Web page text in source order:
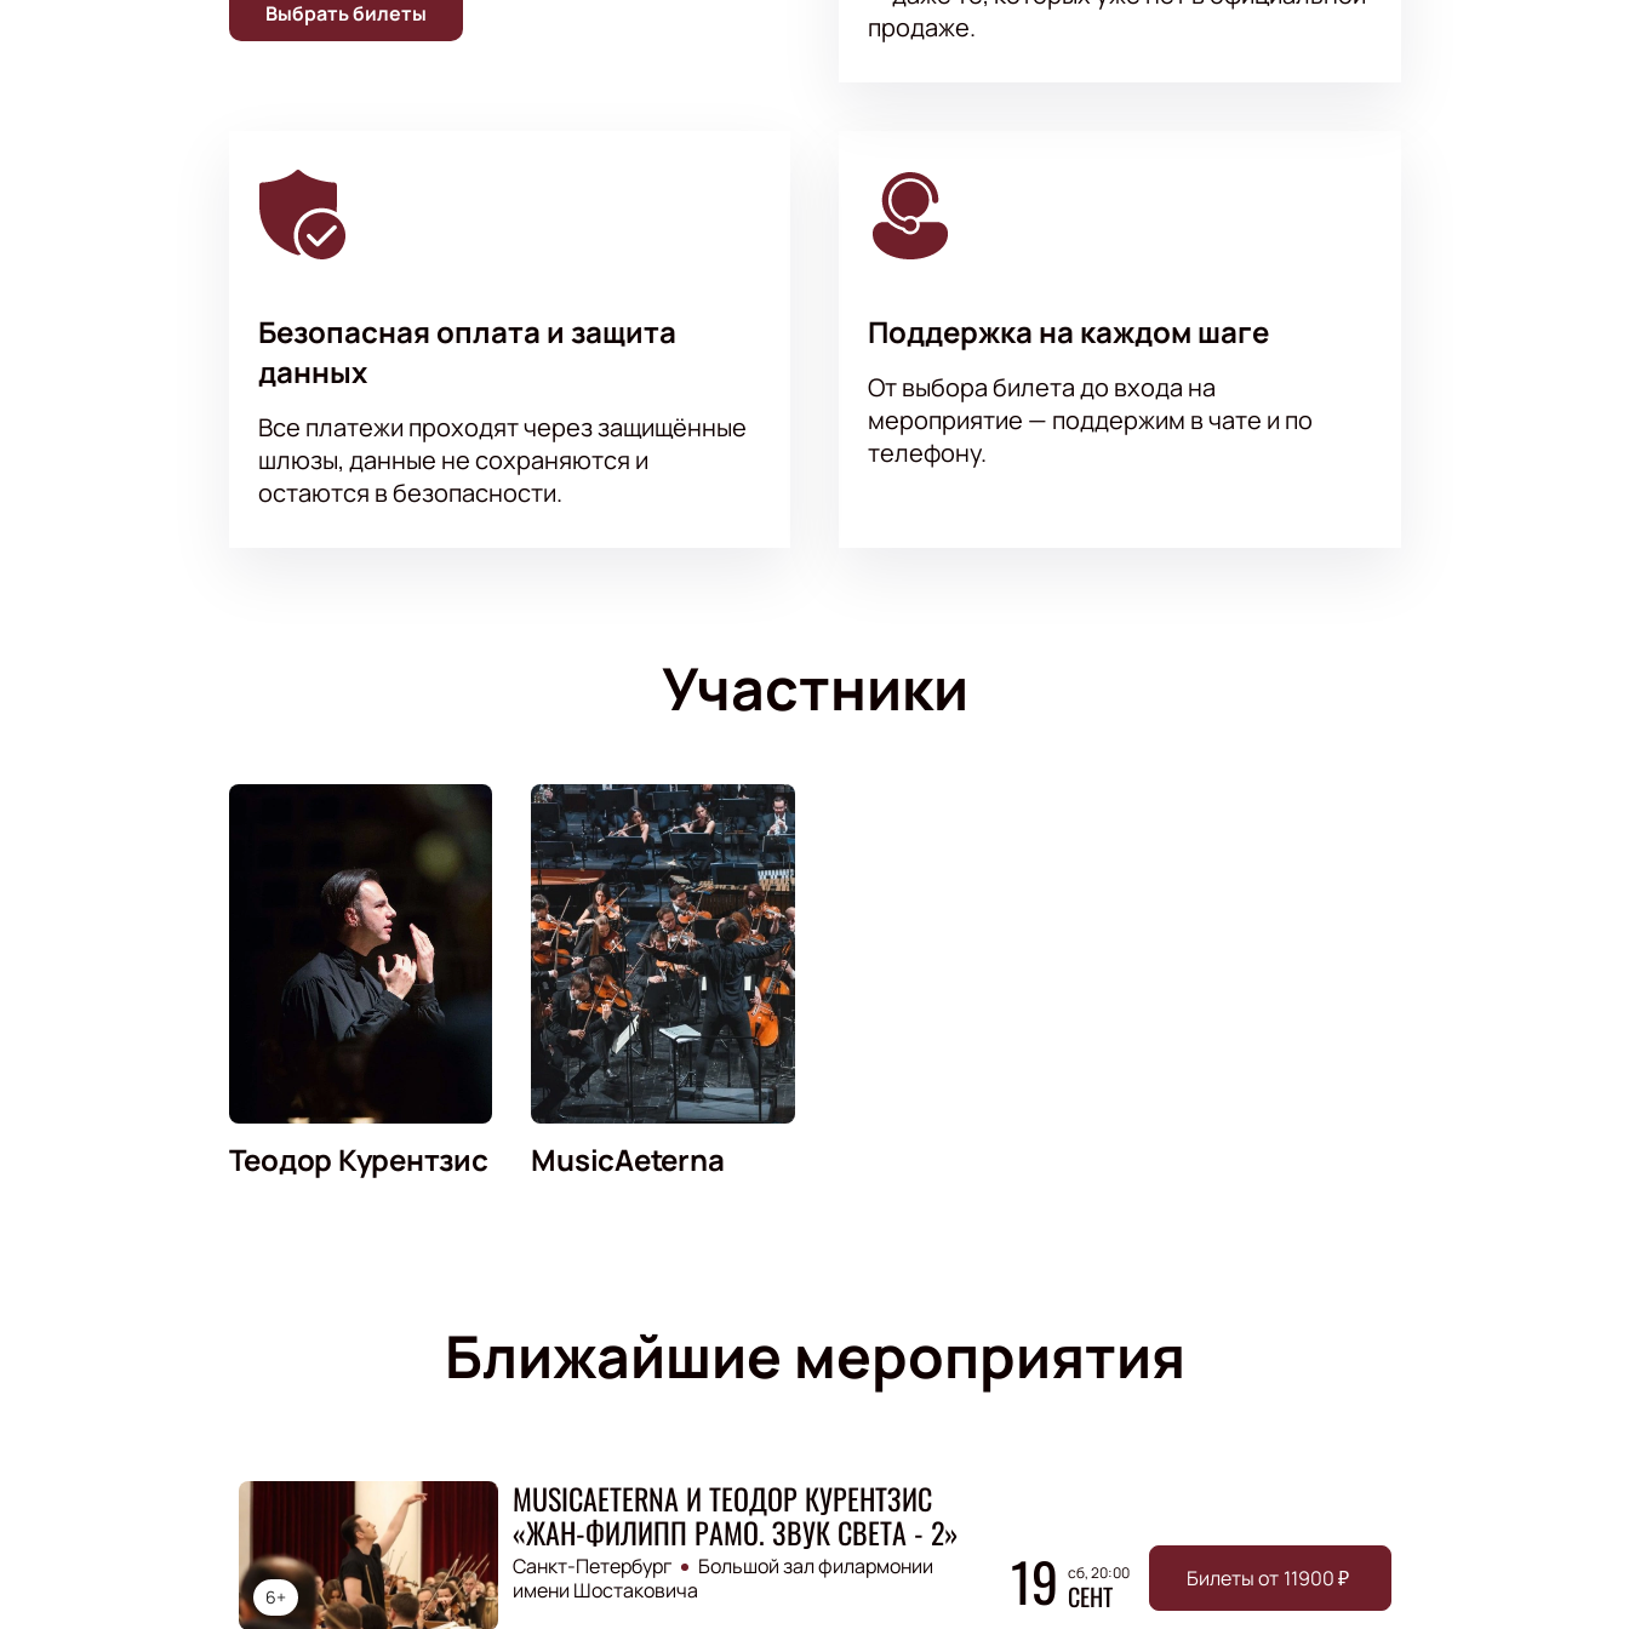
Выбрать билеты
продаже.
Безопасная оплата и защита
данных
Все платежи проходят через защищённые
шлюзы, данные не сохраняются и
остаются в безопасности.
Поддержка на каждом шаге
От выбора билета до входа на
мероприятие — поддержим в чате и по
телефону.
Участники
Теодор Курентзис MusicAeterna
Ближайшие мероприятия
6+
MUSICAETERNA И ТЕОДОР КУРЕНТЗИС
«ЖАН-ФИЛИПП РАМО. ЗВУК СВЕТА - 2»
Санкт-Петербург
Большой зал филармонии
имени Шостаковича
19 сб, 20:00
СЕНТ Билеты от 11900₽